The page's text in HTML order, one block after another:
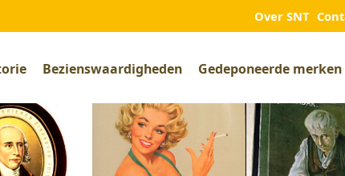
Over SNT
Bezienswaardigheden Gedeponeerde merken